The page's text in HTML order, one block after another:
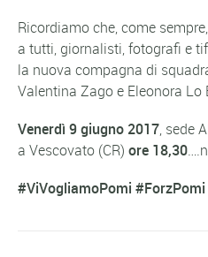
Ricordiamo che, come
a tutti, giornalisti, fotografi e
la nuova compagna di
Valentina Zago e Eleonora Lo
Venerdì 9 giugno 2017, sede
a Vescovato (CR) ore 18,30
#ViVogliamoPomi